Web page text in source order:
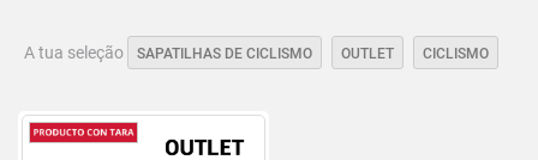
A tua seleção SAPATILHAS DE CICLISMO OUTLET CICLISMO